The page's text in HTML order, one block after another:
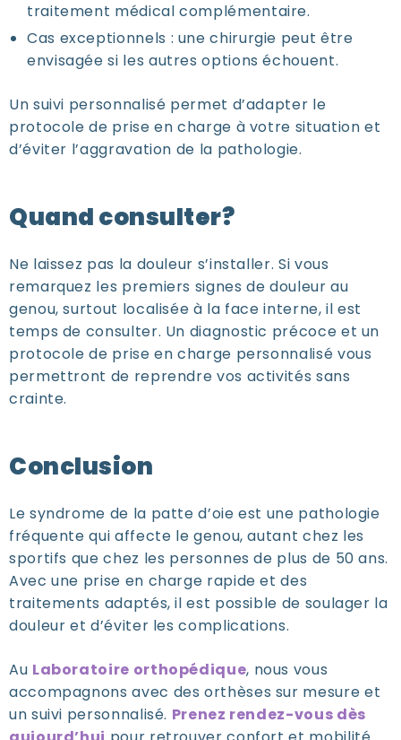
traitement médical complémentaire.
Cas exceptionnels : une chirurgie peut être
envisagée si les autres options échouent.
Un suivi personnalisé permet d’adapter le
protocole de prise en charge à votre situation et
d’éviter l’aggravation de la pathologie.
Quand consulter?
Ne laissez pas la douleur s’installer. Si vous
remarquez les premiers signes de douleur au
genou, surtout localisée à la face interne, il est
temps de consulter. Un diagnostic précoce et un
protocole de prise en charge personnalisé vous
permettront de reprendre vos activités sans
crainte.
Conclusion
Le syndrome de la patte d’oie est une pathologie
fréquente qui affecte le genou, autant chez les
sportifs que chez les personnes de plus de 50 ans.
Avec une prise en charge rapide et des
traitements adaptés, il est possible de soulager la
douleur et d’éviter les complications.
Au Laboratoire orthopédique, nous vous
accompagnons avec des orthèses sur mesure et
un suivi personnalisé. Prenez rendez-vous dès